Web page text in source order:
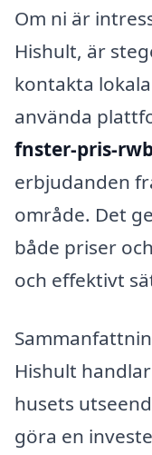
Om ni är
Hishult, är
kontakta
använda
fnster-pris-
erbjudanden
område. Det
både priser
och effektivt
Hishult
husets
göra en